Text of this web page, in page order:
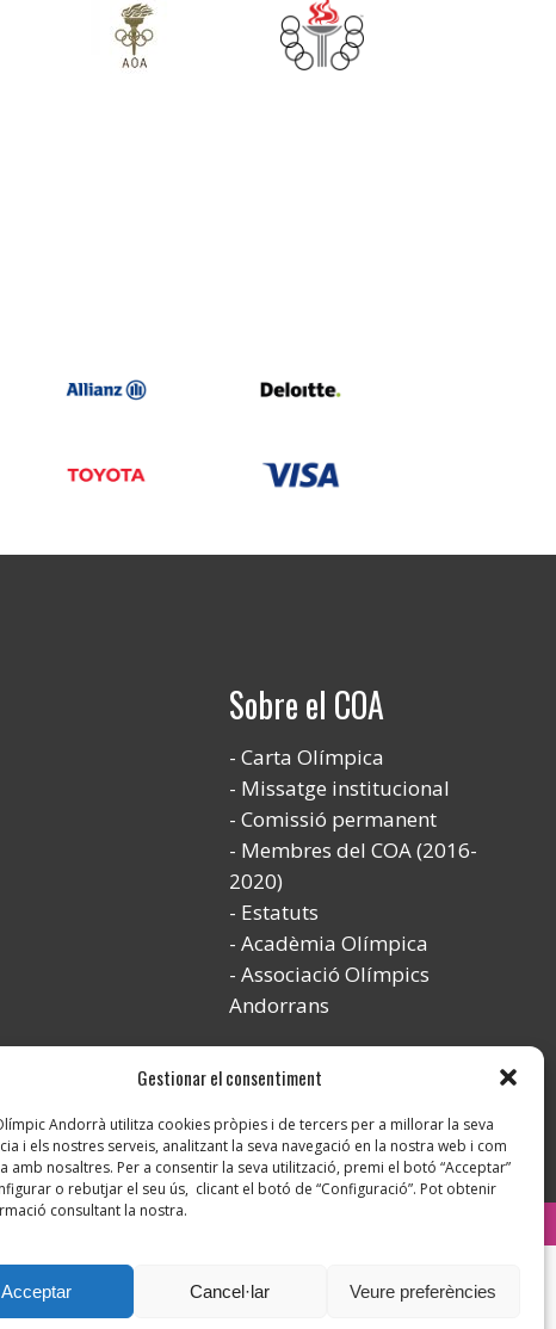
Gestionar el consentiment
Andorrà utilitza cookies pròpies i de tercers per a millorar la seva
i els nostres serveis, analitzant la seva navegació en la nostra web i com
amb nosaltres. Per a consentir la seva utilització, premi el botó “Acceptar”
o rebutjar el seu ús, clicant el botó de “Configuració”. Pot obtenir
consultant la nostra.
Acceptar Cancel·lar Veure preferències
Sobre el COA
Carta Olímpica
Missatge institucional
Comissió permanent
Membres del COA (2016-
2020)
Estatuts
Acadèmia Olímpica
Associació Olímpics
Andorrans